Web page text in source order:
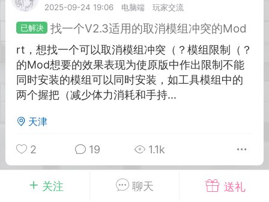
卖挂
禁止发布联机可用的作弊模组，
单机辅助引流私下售卖服务器外挂！
作弊模组的发布规范近期收到一些信息
作弊模组在联机服务器使用,为了维护游
环境，中文网特此发布以下声明，规范
模组的发布行为：1. *...
大人
Lv.8
关注 聊天 送礼
2025-09-24 19:06
电脑端 玩家交流
找一个V2.3适用的取消模组冲突的Mod
rt，想找一个可以取消模组冲突（？模组限制（？
的Mod想要的效果表现为使原版中作出限制不能
同时安装的模组可以同时安装，如工具模组中的
两个握把（减少体力消耗和手持...
天津
2 19 1.1k
春风不过耳
Lv.10